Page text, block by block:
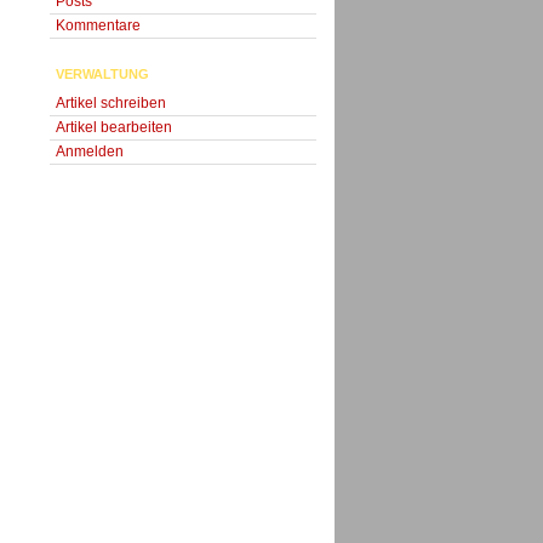
Kommentare
VERWALTUNG
Artikel schreiben
Artikel bearbeiten
Anmelden